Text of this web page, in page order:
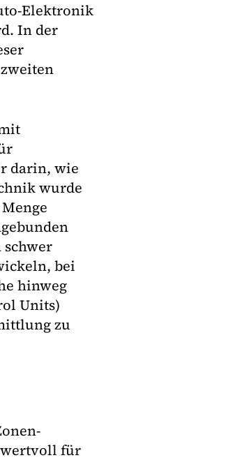
Elektronik
In der
darin, wie
wurde
schwer
bei
hinweg
Units)
zu
für